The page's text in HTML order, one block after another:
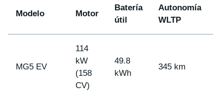
Modelo Motor
Batería
útil
Autonomía
WLTP
MG5 EV
114
kW
(158
CV)
49.8
kWh
345 km